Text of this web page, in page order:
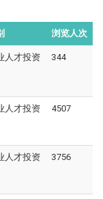
浏览人次
人才投资 344
人才投资 4507
人才投资 3756